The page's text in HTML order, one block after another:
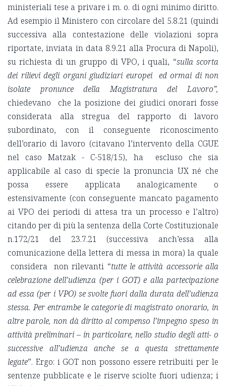
ministeriali tese a privare i m. o. di ogni minimo diritto.
Ad esempio il Ministero con circolare del 5.8.21 (quindi
successiva alla contestazione delle violazioni sopra
riportate, inviata in data 8.9.21 alla Procura di Napoli),
su richiesta di un gruppo di VPO, i quali, “sulla scorta
dei rilievi degli organi giudiziari europei ed ormai di non
isolate pronunce della Magistratura del Lavoro”,
chiedevano che la posizione dei giudici onorari fosse
considerata alla stregua del rapporto di lavoro
subordinato, con il conseguente riconoscimento
dell’orario di lavoro (citavano l’intervento della CGUE
nel caso Matzak - C-518/15), ha escluso che sia
applicabile al caso di specie la pronuncia UX né che
possa essere applicata analogicamente o
estensivamente (con conseguente mancato pagamento
ai VPO dei periodi di attesa tra un processo e l’altro)
citando per di più la sentenza della Corte Costituzionale
n.172/21 del 23.7.21 (successiva anch’essa alla
comunicazione della lettera di messa in mora) la quale
considera non rilevanti “tutte le attività accessorie alla
celebrazione dell’udienza (per i GOT) e alla partecipazione
ad essa (per i VPO) se svolte fuori dalla durata dell’udienza
stessa. Per entrambe le categorie di magistrato onorario, in
altre parole, non dà diritto al compenso l’impegno speso in
attività preliminari – in particolare, nello studio degli atti- o
successive all’udienza anche se a questa strettamente
legate”. Ergo: i GOT non possono essere retribuiti per le
sentenze pubblicate e le riserve sciolte fuori udienza; i